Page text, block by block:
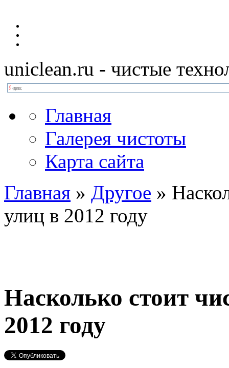
uniclean.ru - чистые
Главная
Галерея чистоты
Карта сайта
Главная » Другое »
улиц в 2012 году
Насколько стоит
2012 году